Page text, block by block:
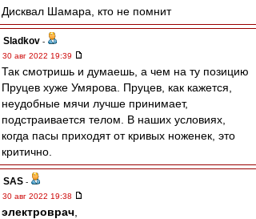
Дисквал Шамара, кто не помнит
Sladkov -
30 авг 2022 19:39
Так смотришь и думаешь, а чем на ту позицию
Пруцев хуже Умярова. Пруцев, как кажется,
неудобные мячи лучше принимает,
подстраивается телом. В наших условиях,
когда пасы приходят от кривых ноженек, это
критично.
SAS -
30 авг 2022 19:38
электроврач